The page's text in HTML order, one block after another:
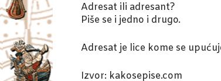
Adresat ili adresant?
Piše se i jedno i drugo.
Adresat je lice kome se
Izvor: kakosepise.com